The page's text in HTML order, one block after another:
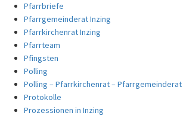
Pfarrbriefe
Pfarrgemeinderat Inzing
Pfarrkirchenrat Inzing
Pfarrteam
Pfingsten
Polling
Polling – Pfarrkirchenrat – Pfarrgemeinderat
Protokolle
Prozessionen in Inzing